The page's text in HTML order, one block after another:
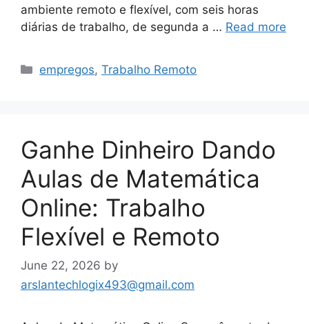
ambiente remoto e flexível, com seis horas
diárias de trabalho, de segunda a … Read more
Categories
empregos,Trabalho Remoto
Ganhe Dinheiro Dando
Aulas de Matemática
Online: Trabalho
Flexível e Remoto
June 22, 2026 by
arslantechlogix493@gmail.com